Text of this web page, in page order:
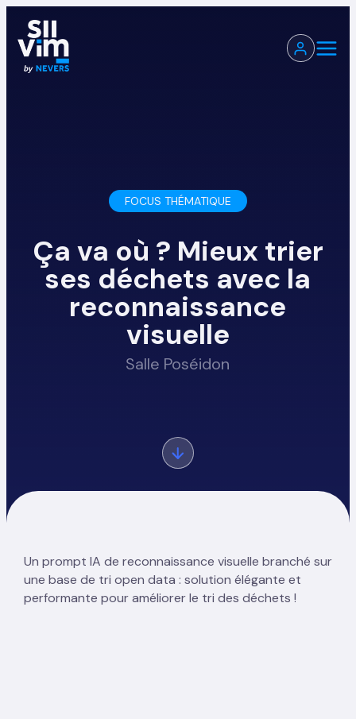
FOCUS THÉMATIQUE
Ça va où ? Mieux trier
ses déchets avec la
reconnaissance
visuelle
Salle Poséidon
Un prompt IA de reconnaissance visuelle branché sur
une base de tri open data : solution élégante et
performante pour améliorer le tri des déchets !